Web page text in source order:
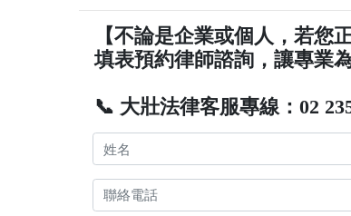
【不論是企業或個人，若您
填表預約律師諮詢，讓專業
📞 大壯法律客服專線：02